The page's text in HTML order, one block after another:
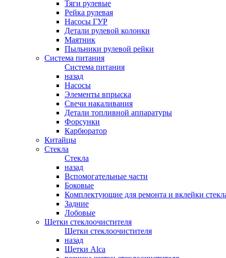
Тяги рулевые
Рейка рулевая
Насосы ГУР
Детали рулевой колонки
Маятник
Пыльники рулевой рейки
Система питания
Система питания
назад
Насосы
Элементы впрыска
Свечи накаливания
Детали топливной аппаратуры
Форсунки
Карбюратор
Китайцы
Стекла
Стекла
назад
Вспомогательные части
Боковые
Комплектующие для ремонта и вклейки
Задние
Лобовые
Щетки стеклоочистителя
Щетки стеклоочистителя
назад
Щетки Alca